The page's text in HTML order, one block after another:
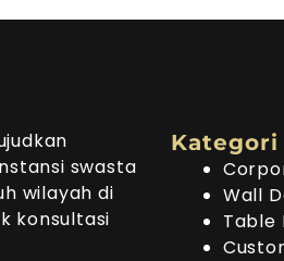
swasta
wilayah di
konsultasi
Wall
Table